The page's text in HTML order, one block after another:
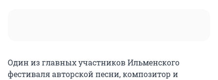
Один из главных участников Ильменского
фестиваля авторской песни, композитор и